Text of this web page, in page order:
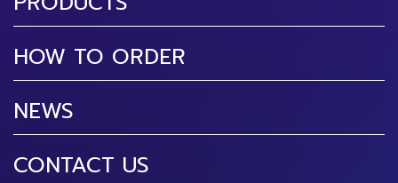
HOW TO ORDER
NEWS
CONTACT US